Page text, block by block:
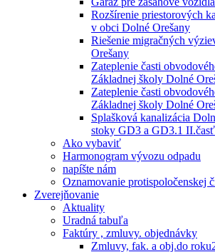
Rozšírenie priestorových
v obci Dolné Orešany
Riešenie migračných
Orešany
Zateplenie časti
Základnej školy Dolné
Zateplenie časti
Základnej školy Dolné
Splašková kanalizácia
stoky GD3 a GD3.1 II.časť
Ako vybaviť
Harmonogram vývozu odpadu
napíšte nám
Oznamovanie protispoločenskej
Zverejňovanie
Aktuality
Uradná tabuľa
Faktúry , zmluvy. objednávky
Zmluvy, fak. a obj.do